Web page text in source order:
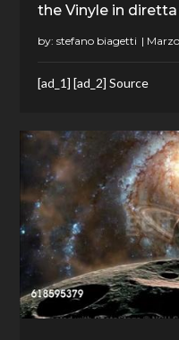
the Vinyle in
by:stefano biagetti
[ad_1] [ad_2] Source